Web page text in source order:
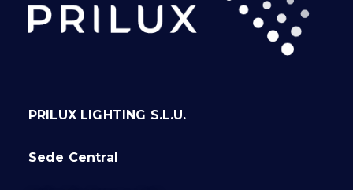
PRILUX LIGHTING S.L.U.
Sede Central